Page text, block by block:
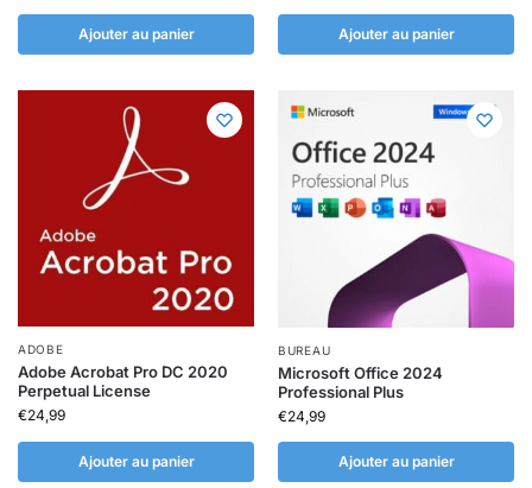
Ajouter au panier Ajouter au panier
ADOBE
Adobe Acrobat Pro DC 2020
Perpetual License
€24,99
Ajouter au panier
BUREAU
Microsoft Office 2024
Professional Plus
€24,99
Ajouter au panier